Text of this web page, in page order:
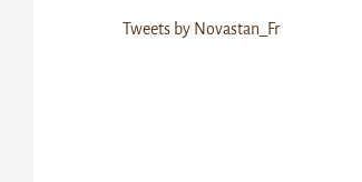
Tweets by Novastan_Fr